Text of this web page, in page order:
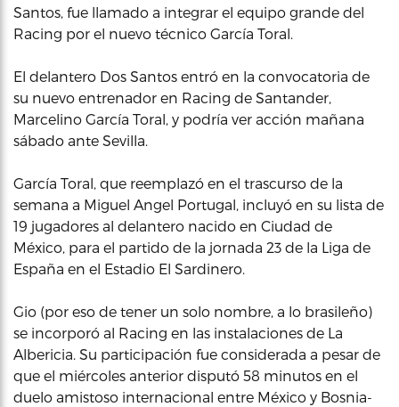
Santos, fue llamado a integrar el equipo grande del
Racing por el nuevo técnico García Toral.
El delantero Dos Santos entró en la convocatoria de
su nuevo entrenador en Racing de Santander,
Marcelino García Toral, y podría ver acción mañana
sábado ante Sevilla.
García Toral, que reemplazó en el trascurso de la
semana a Miguel Angel Portugal, incluyó en su lista de
19 jugadores al delantero nacido en Ciudad de
México, para el partido de la jornada 23 de la Liga de
España en el Estadio El Sardinero.
Gio (por eso de tener un solo nombre, a lo brasileño)
se incorporó al Racing en las instalaciones de La
Albericia. Su participación fue considerada a pesar de
que el miércoles anterior disputó 58 minutos en el
duelo amistoso internacional entre México y Bosnia-